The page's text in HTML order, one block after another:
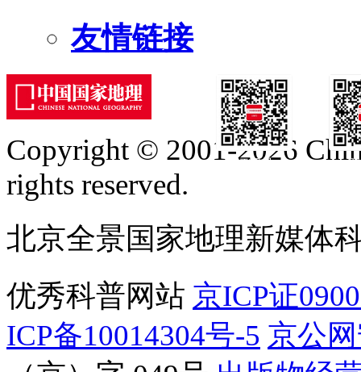
友情链接
订阅号
Copyright © 2001-2026
rights reserved.
北京全景国家地理新媒体
优秀科普网站 京ICP证
ICP备10014304号-5 京公